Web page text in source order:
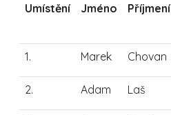
Umístění Jméno Příjmení
1. Marek Chovan
2. Adam Laš